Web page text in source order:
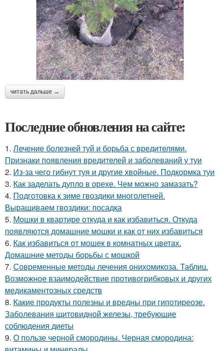
читать дальше →
Последние обновления на сайте:
1. Лечение болезней туй и борьба с вредителями.
Признаки появления вредителей и заболеваний у туи
2. Из-за чего гибнут туя и другие хвойные. Подкормка туи
3. Как заделать дупло в орехе. Чем можно замазать?
4. Подготовка к зиме гвоздики многолетней.
Выращиваем гвоздики: посадка
5. Мошки в квартире откуда и как избавиться. Откуда
появляются домашние мошки и как от них избавиться
6. Как избавиться от мошек в комнатных цветах.
Домашние методы борьбы с мошкой
7. Современные методы лечения онихомикоза. Таблиц.
Возможное взаимодействие противогрибковых и других
медикаментозных средств
8. Какие продукты полезны и вредны при гипотиреозе.
Заболевания щитовидной железы, требующие
соблюдения диеты
9. О пользе черной смородины. Черная смородина: